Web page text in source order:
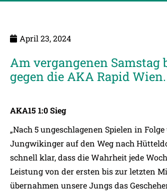
April 23, 2024
Am vergangenen Samstag
gegen die AKA Rapid Wien.
AKA15 1:0 Sieg
„Nach 5 ungeschlagenen Spielen in
Jungwikinger auf den Weg nach
schnell klar, dass die Wahrheit jede
Leistung von der ersten bis zur letzten
übernahmen unsere Jungs das